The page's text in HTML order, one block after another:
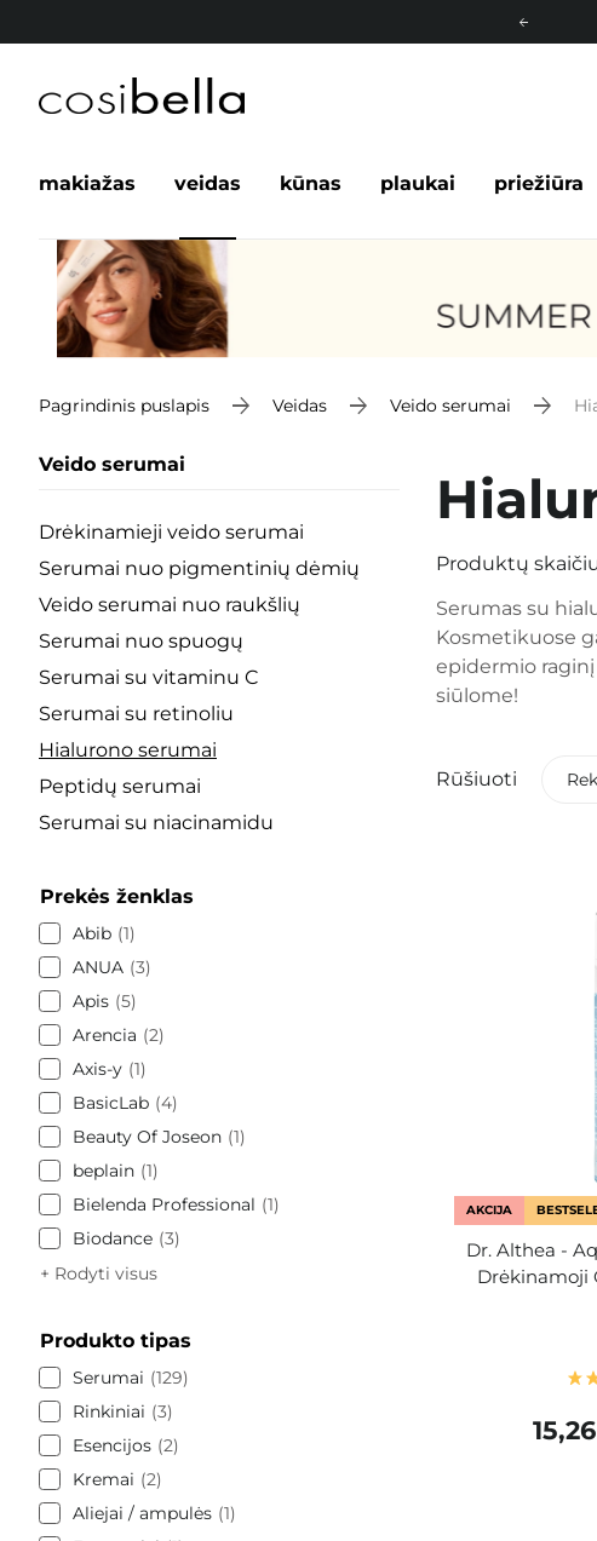
makiažas veidas kūnas plaukai priežiūra
Pagrindinis puslapis Veidas Veido serumai
Veido serumai
Drėkinamieji veido serumai
Serumai nuo pigmentinių dėmių
Veido serumai nuo raukšlių
Serumai nuo spuogų
Serumai su vitaminu C
Serumai su retinoliu
Hialurono serumai
Peptidų serumai
Serumai su niacinamidu
Prekės ženklas
Abib 1
ANUA 3
Apis 5
Arencia
2
Axis-y 1
BasicLab 4
Beauty Of Joseon 1
beplain 1
Bielenda Professional
1
Biodance 3
+ Rodyti visus
Produkto tipas
Serumai
129
Rinkiniai
3
Esencijos 2
Kremai
2
Aliejai / ampulės 1
Produktų
Serumas su
Kosmetikuose
epidermio
siūlome!
Rūšiuoti
AKCIJA
Dr. Althea -
Drėkinamoji